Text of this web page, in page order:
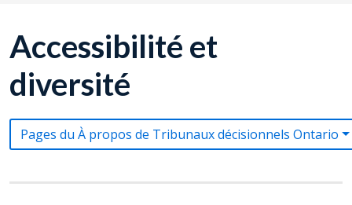
Accessibilité et
diversité
Pages du À propos de Tribunaux décisionnels Ontario